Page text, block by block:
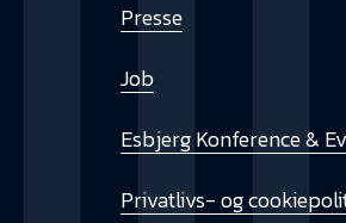
Presse
Job
Esbjerg Konference &
Privatlivs- og